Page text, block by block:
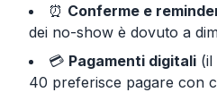
⏰ Conferme e
dei no-show è dovuto a
💳 Pagamenti digitali (il
40 preferisce pagare con